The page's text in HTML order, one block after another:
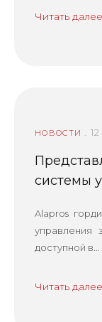
Читать далее
НОВОСТИ .
системы
Alapros
управления
доступной в...
Читать далее